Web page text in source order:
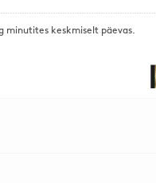
minutites keskmiselt päevas.